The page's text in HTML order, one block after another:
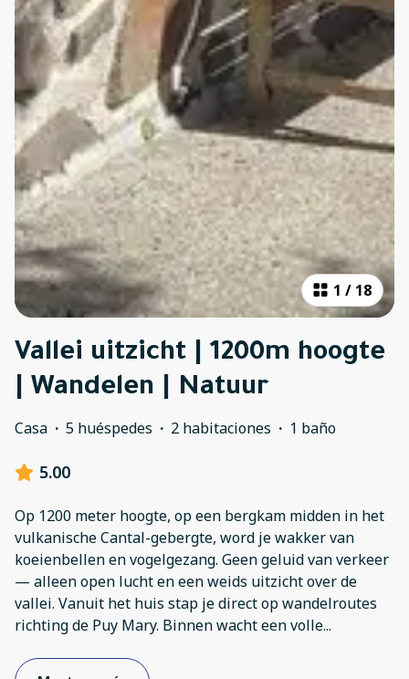
1 / 18
Vallei uitzicht | 1200m hoogte
| Wandelen | Natuur
Casa · 5 huéspedes · 2 habitaciones · 1 baño
5.00
Op 1200 meter hoogte, op een bergkam midden in het
vulkanische Cantal-gebergte, word je wakker van
koeienbellen en vogelgezang. Geen geluid van verkeer
— alleen open lucht en een weids uitzicht over de
vallei. Vanuit het huis stap je direct op wandelroutes
richting de Puy Mary. Binnen wacht een volle...